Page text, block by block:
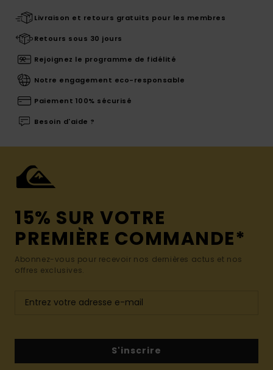
Livraison et retours gratuits pour les membres
Retours sous 30 jours
Rejoignez le programme de fidélité
Notre engagement eco-responsable
Paiement 100% sécurisé
Besoin d'aide ?
15% SUR VOTRE
PREMIÈRE COMMANDE*
Abonnez-vous pour recevoir nos dernières actus et nos
offres exclusives.
S'inscrire